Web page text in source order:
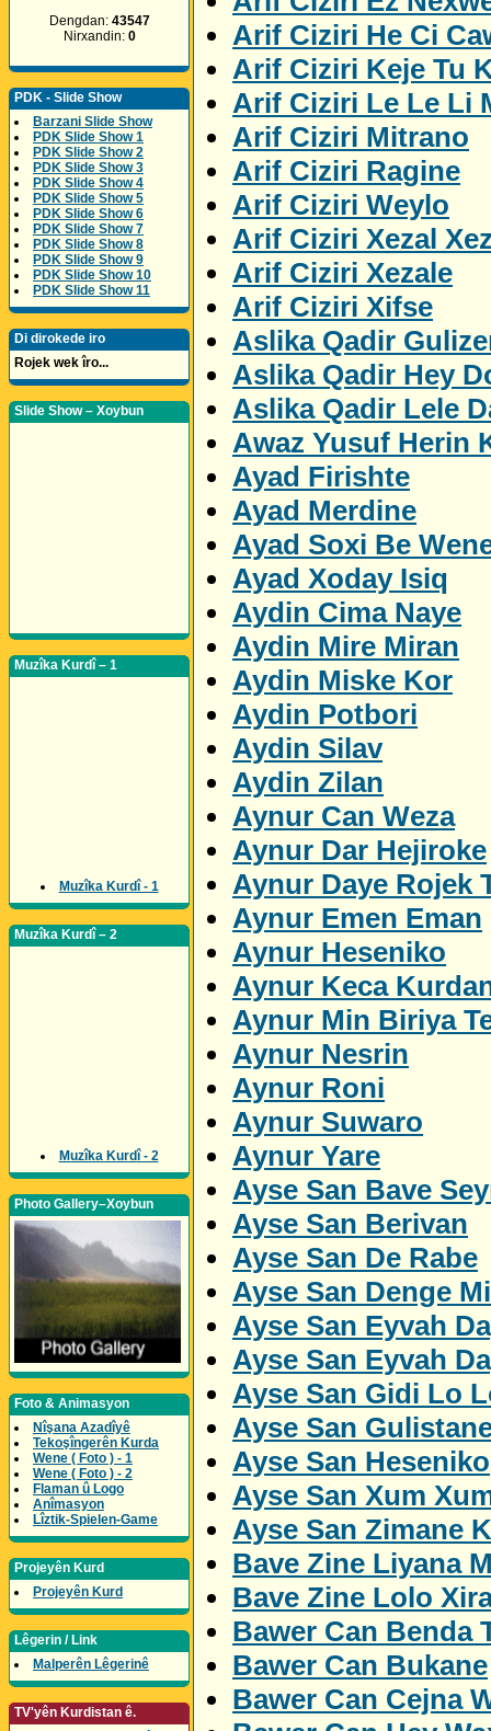
Dengdan: 43547
Nirxandin: 0
PDK - Slide Show
Barzani Slide Show
PDK Slide Show 1
PDK Slide Show 2
PDK Slide Show 3
PDK Slide Show 4
PDK Slide Show 5
PDK Slide Show 6
PDK Slide Show 7
PDK Slide Show 8
PDK Slide Show 9
PDK Slide Show 10
PDK Slide Show 11
Di dirokede iro
Rojek wek îro...
Slide Show – Xoybun
Muzîka Kurdî – 1
Muzîka Kurdî - 1
Muzîka Kurdî – 2
Muzîka Kurdî - 2
Photo Gallery–Xoybun
Foto & Animasyon
Nîşana Azadîyê
Tekoşîngerên Kurda
Wene ( Foto ) - 1
Wene ( Foto ) - 2
Flaman û Logo
Anîmasyon
Lîztik-Spielen-Game
Projeyên Kurd
Projeyên Kurd
Lêgerin / Link
Malperên Lêgerinê
TV'yên Kurdistan ê.
Arif Ciziri He Ci
Arif Ciziri Keje Tu
Arif Ciziri Le Le Li
Arif Ciziri Mitrano
Arif Ciziri Ragine
Arif Ciziri Weylo
Arif Ciziri Xezal
Arif Ciziri Xezale
Arif Ciziri Xifse
Aslika Qadir
Aslika Qadir Hey
Aslika Qadir Lele
Awaz Yusuf Herin
Ayad Firishte
Ayad Merdine
Ayad Soxi Be
Ayad Xoday Isiq
Aydin Cima Naye
Aydin Mire Miran
Aydin Miske Kor
Aydin Potbori
Aydin Silav
Aydin Zilan
Aynur Can Weza
Aynur Dar Hejiroke
Aynur Daye Rojek
Aynur Emen Eman
Aynur Heseniko
Aynur Keca
Aynur Min Biriya
Aynur Nesrin
Aynur Roni
Aynur Suwaro
Aynur Yare
Ayse San Bave
Ayse San Berivan
Ayse San De Rabe
Ayse San Denge
Ayse San Eyvah
Ayse San Eyvah
Ayse San Gidi Lo
Ayse San
Ayse San Heseniko
Ayse San Xum
Ayse San Zimane
Bave Zine Liyana
Bave Zine Lolo
Bawer Can Benda
Bawer Can Bukane
Bawer Can Cejna